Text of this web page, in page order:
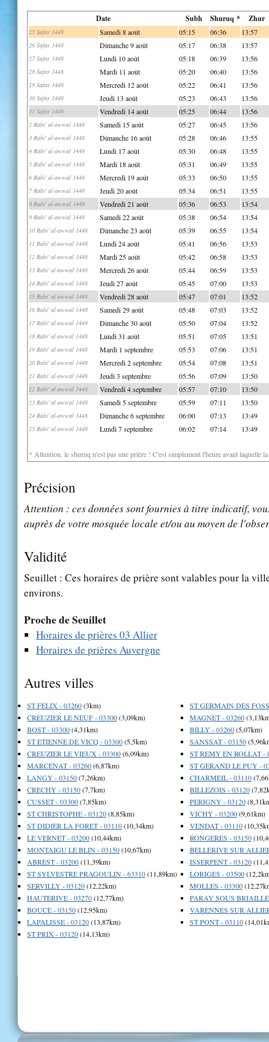
Date Subh Shuruq * Zhur
25 Safar 1448 Samedi 8 août 05:15 06:36 13:57
26 Safar 1448 Dimanche 9 août 05:17 06:38 13:57
27 Safar 1448 Lundi 10 août 05:18 06:39 13:56
28 Safar 1448 Mardi 11 août 05:20 06:40 13:56
29 Safar 1448 Mercredi 12 août 05:22 06:41 13:56
30 Safar 1448 Jeudi 13 août 05:23 06:43 13:56
31 Safar 1448 Vendredi 14 août 05:25 06:44 13:56
2 Rabi' al-awwal 1448 Samedi 15 août 05:27 06:45 13:56
3 Rabi' al-awwal 1448 Dimanche 16 août 05:28 06:46 13:55
4 Rabi' al-awwal 1448 Lundi 17 août 05:30 06:48 13:55
5 Rabi' al-awwal 1448 Mardi 18 août 05:31 06:49 13:55
6 Rabi' al-awwal 1448 Mercredi 19 août 05:33 06:50 13:55
7 Rabi' al-awwal 1448 Jeudi 20 août 05:34 06:51 13:55
8 Rabi' al-awwal 1448 Vendredi 21 août 05:36 06:53 13:54
9 Rabi' al-awwal 1448 Samedi 22 août 05:38 06:54 13:54
10 Rabi' al-awwal 1448 Dimanche 23 août 05:39 06:55 13:54
11 Rabi' al-awwal 1448 Lundi 24 août 05:41 06:56 13:53
12 Rabi' al-awwal 1448 Mardi 25 août 05:42 06:58 13:53
13 Rabi' al-awwal 1448 Mercredi 26 août 05:44 06:59 13:53
14 Rabi' al-awwal 1448 Jeudi 27 août 05:45 07:00 13:53
15 Rabi' al-awwal 1448 Vendredi 28 août 05:47 07:01 13:52
16 Rabi' al-awwal 1448 Samedi 29 août 05:48 07:03 13:52
17 Rabi' al-awwal 1448 Dimanche 30 août 05:50 07:04 13:52
18 Rabi' al-awwal 1448 Lundi 31 août 05:51 07:05 13:51
19 Rabi' al-awwal 1448 Mardi 1 septembre 05:53 07:06 13:51
20 Rabi' al-awwal 1448 Mercredi 2 septembre 05:54 07:08 13:51
21 Rabi' al-awwal 1448 Jeudi 3 septembre 05:56 07:09 13:50
22 Rabi' al-awwal 1448 Vendredi 4 septembre 05:57 07:10 13:50
23 Rabi' al-awwal 1448 Samedi 5 septembre 05:59 07:11 13:50
24 Rabi' al-awwal 1448 Dimanche 6 septembre 06:00 07:13 13:49
25 Rabi' al-awwal 1448 Lundi 7 septembre 06:02 07:14 13:49
* Attention, le shuruq n'est pas une prière ! C'est simplement l'heure avant laquelle
Précision
Attention : ces données sont fournies à titre indicatif,
auprès de votre mosquée locale et/ou au moyen de
Validité
Seuillet : Ces horaires de prière sont valables pour la
environs.
Proche de Seuillet
Horaires de prières 03 Allier
Horaires de prières Auvergne
Autres villes
ST FELIX - 03260(3km)
CREUZIER LE NEUF - 03300(3,09km)
BOST - 03300(4,31km)
ST ETIENNE DE VICQ - 03300(5,5km)
CREUZIER LE VIEUX - 03300(6,09km)
MARCENAT - 03260(6,87km)
LANGY - 03150(7,26km)
CRECHY - 03150(7,7km)
CUSSET - 03300(7,85km)
ST CHRISTOPHE - 03120(8,85km)
ST DIDIER LA FORET - 03110(10,34km)
LE VERNET - 03200(10,44km)
MONTAIGU LE BLIN - 03150(10,67km)
ABREST - 03200(11,39km)
ST SYLVESTRE PRAGOULIN - 63310(11,89km)
SERVILLY - 03120(12,22km)
HAUTERIVE - 03270(12,77km)
BOUCE - 03150(12,95km)
LAPALISSE - 03120(13,87km)
ST PRIX - 03120(14,13km)
ST GERMAIN DES
MAGNET - 03260
BILLY - 03260(5,07km)
SANSSAT - 03150
ST REMY EN ROLLAT -
ST GERAND LE PUY -
CHARMEIL - 03110
BILLEZOIS - 03120
PERIGNY - 03120
VICHY - 03200(9,61km)
VENDAT - 03110
RONGERES - 03150
BELLERIVE SUR
ISSERPENT - 03120
LORIGES - 03500
MOLLES - 03300
PARAY SOUS
VARENNES SUR
ST PONT - 03110